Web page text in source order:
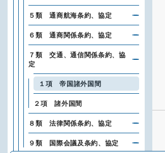
５類 通商航海条約、協定
６類 通商関係条約、協定
７類 交通、通信関係条約、協
定
１項 帝国諸外国間
２項 諸外国間
８類 法律関係条約、協定
９類 国際会議及条約、協定